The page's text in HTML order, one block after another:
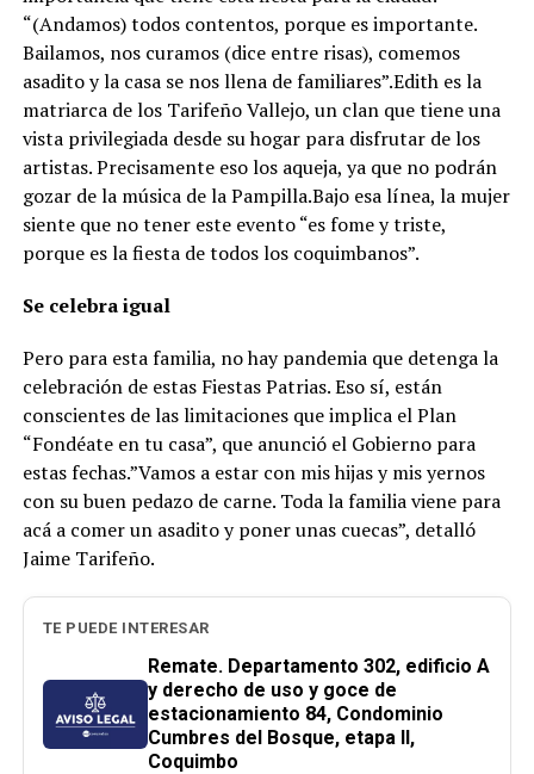
“(Andamos) todos contentos, porque es importante.
Bailamos, nos curamos (dice entre risas), comemos
asadito y la casa se nos llena de familiares”.Edith es la
matriarca de los Tarifeño Vallejo, un clan que tiene una
vista privilegiada desde su hogar para disfrutar de los
artistas. Precisamente eso los aqueja, ya que no podrán
gozar de la música de la Pampilla.Bajo esa línea, la mujer
siente que no tener este evento “es fome y triste,
porque es la fiesta de todos los coquimbanos”.
Se celebra igual
Pero para esta familia, no hay pandemia que detenga la
celebración de estas Fiestas Patrias. Eso sí, están
conscientes de las limitaciones que implica el Plan
“Fondéate en tu casa”, que anunció el Gobierno para
estas fechas.”Vamos a estar con mis hijas y mis yernos
con su buen pedazo de carne. Toda la familia viene para
acá a comer un asadito y poner unas cuecas”, detalló
Jaime Tarifeño.
TE PUEDE INTERESAR
Remate. Departamento 302, edificio A
y derecho de uso y goce de
estacionamiento 84, Condominio
Cumbres del Bosque, etapa II,
Coquimbo